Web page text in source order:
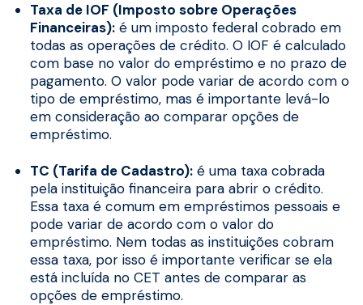
Taxa de IOF (Imposto sobre Operações
Financeiras): é um imposto federal cobrado em
todas as operações de crédito. O IOF é calculado
com base no valor do empréstimo e no prazo de
pagamento. O valor pode variar de acordo com o
tipo de empréstimo, mas é importante levá-lo
em consideração ao comparar opções de
empréstimo.
TC (Tarifa de Cadastro): é uma taxa cobrada
pela instituição financeira para abrir o crédito.
Essa taxa é comum em empréstimos pessoais e
pode variar de acordo com o valor do
empréstimo. Nem todas as instituições cobram
essa taxa, por isso é importante verificar se ela
está incluída no CET antes de comparar as
opções de empréstimo.